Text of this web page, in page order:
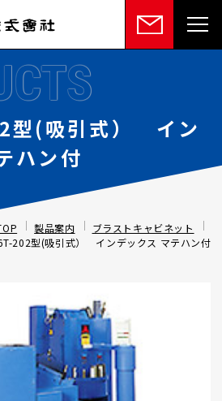
型(吸引式） イン
ハン付
製品案内
ブラストキャビネット
202型(吸引式） インデックス マテハン付